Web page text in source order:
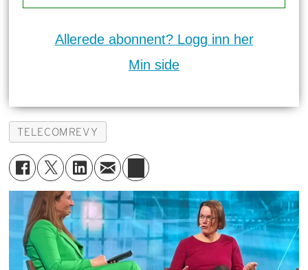
Allerede abonnent? Logg inn her
Min side
TELECOMREVY